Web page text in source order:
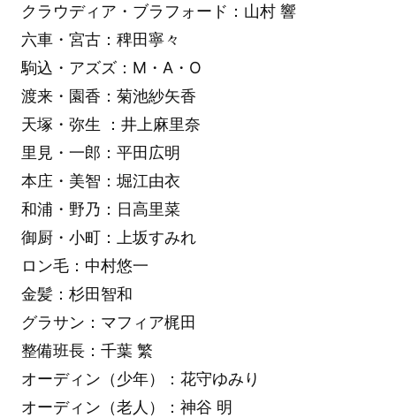
クラウディア・ブラフォード：山村 響
六車・宮古：稗田寧々
駒込・アズズ：M・A・O
渡来・園香：菊池紗矢香
天塚・弥生 ：井上麻里奈
里見・一郎：平田広明
本庄・美智：堀江由衣
和浦・野乃：日高里菜
御厨・小町：上坂すみれ
ロン毛：中村悠一
金髪：杉田智和
グラサン：マフィア梶田
整備班長：千葉 繁
オーディン（少年）：花守ゆみり
オーディン（老人）：神谷 明